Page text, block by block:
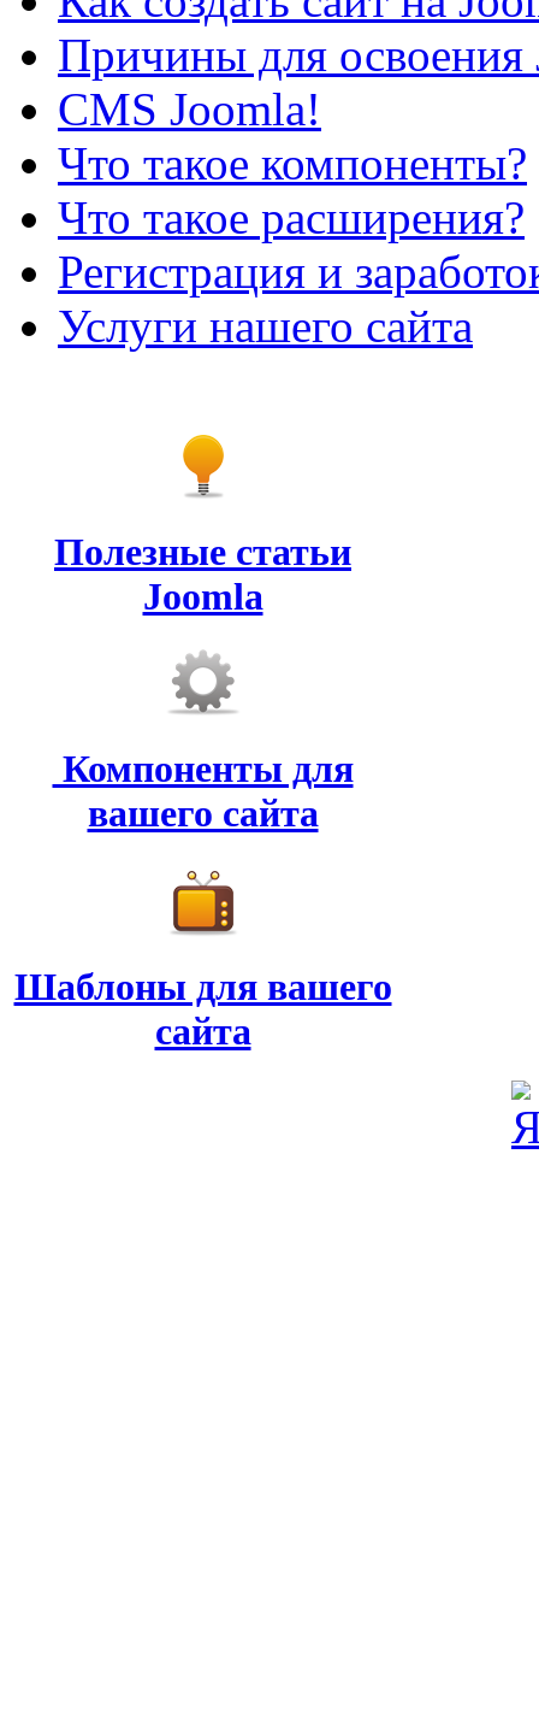
Причины для освоения
CMS Joomla!
Что такое компоненты?
Что такое расширения?
Регистрация и
Услуги нашего сайта
Полезные статьи
Joomla
Компоненты для
вашего сайта
Шаблоны для вашего
сайта